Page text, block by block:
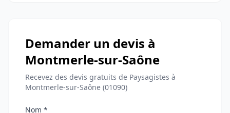
Demander un devis à
Montmerle-sur-Saône
Recevez des devis gratuits de Paysagistes à
Montmerle-sur-Saône (01090)
Nom *